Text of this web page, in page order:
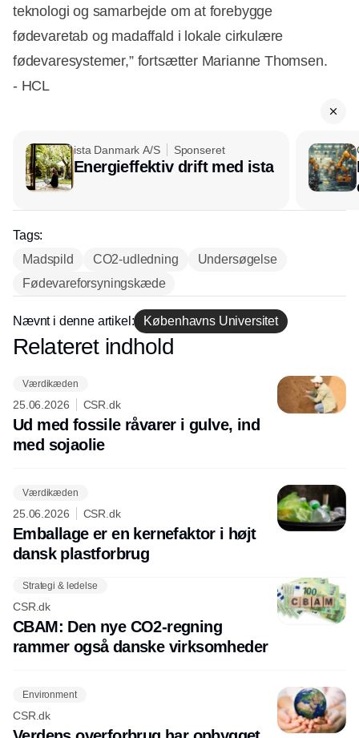
teknologi og samarbejde om at forebygge
fødevaretab og madaffald i lokale cirkulære
fødevaresystemer,” fortsætter Marianne Thomsen.
- HCL
ista Danmark A/S Sponseret
Energieffektiv drift med ista
Tags:
Madspild
CO2-udledning
Undersøgelse
Fødevareforsyningskæde
Nævnt i denne artikel: Københavns Universitet
Annonce
Relateret indhold
Værdikæden
25.06.2026 CSR.dk
Ud med fossile råvarer i gulve, ind
med sojaolie
Værdikæden
25.06.2026 CSR.dk
Emballage er en kernefaktor i højt
dansk plastforbrug
Strategi & ledelse
CSR.dk
CBAM: Den nye CO2-regning
rammer også danske virksomheder
Environment
CSR.dk